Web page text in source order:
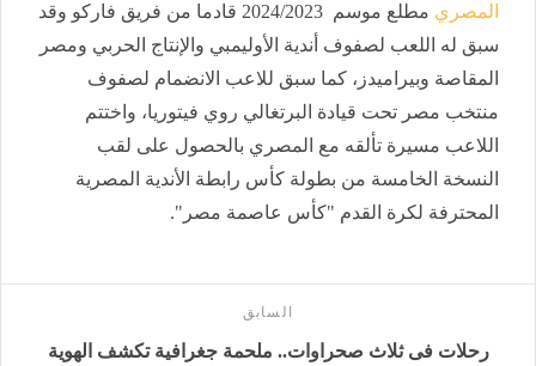
المصري
مطلع موسم 2024/2023 قادما من فريق فاركو وقد
سبق له اللعب لصفوف أندية الأوليمبي والإنتاج الحربي ومصر
المقاصة وبيراميدز، كما سبق للاعب الانضمام لصفوف
منتخب مصر تحت قيادة البرتغالي روي فيتوريا، واختتم
اللاعب مسيرة تألقه مع المصري بالحصول على لقب
النسخة الخامسة من بطولة كأس رابطة الأندية المصرية
المحترفة لكرة القدم "كأس عاصمة مصر".
السابق
رحلات فى ثلاث صحراوات.. ملحمة جغرافية تكشف الهوية